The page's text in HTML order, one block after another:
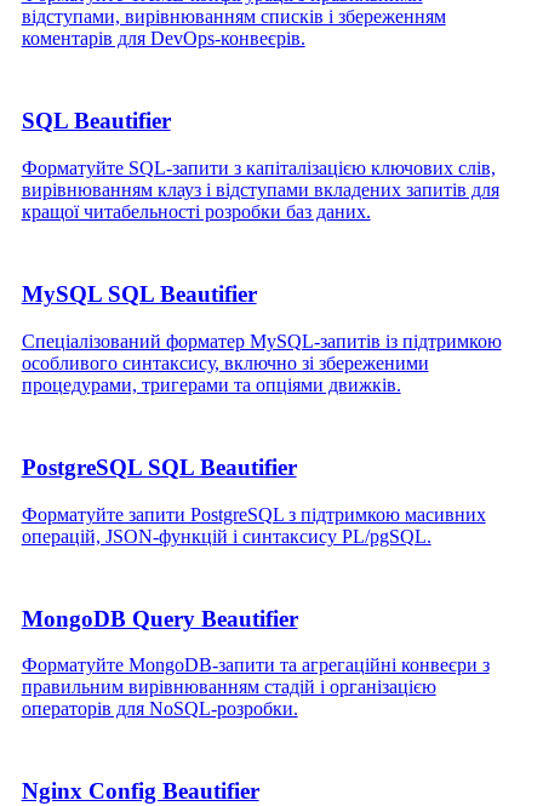
відступами, вирівнюванням списків і збереженням
коментарів для DevOps‑конвеєрів.
SQL Beautifier
Форматуйте SQL‑запити з капіталізацією ключових слів,
вирівнюванням клауз і відступами вкладених запитів для
кращої читабельності розробки баз даних.
MySQL SQL Beautifier
Спеціалізований форматер MySQL-запитів із підтримкою
особливого синтаксису, включно зі збереженими
процедурами, тригерами та опціями движків.
PostgreSQL SQL Beautifier
Форматуйте запити PostgreSQL з підтримкою масивних
операцій, JSON‑функцій і синтаксису PL/pgSQL.
MongoDB Query Beautifier
Форматуйте MongoDB‑запити та агрегаційні конвеєри з
правильним вирівнюванням стадій і організацією
операторів для NoSQL‑розробки.
Nginx Config Beautifier